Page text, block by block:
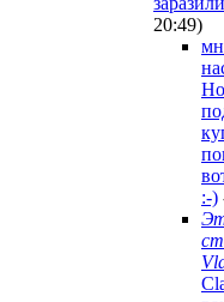
20:49)
Но
:-)